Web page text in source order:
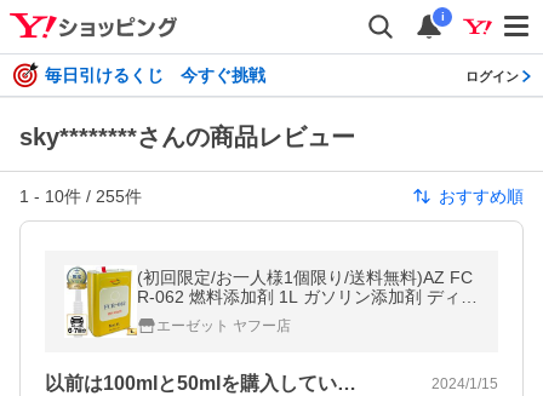
i
毎日引けるくじ 今すぐ挑戦 ログイン
sky********さんの商品レビュー
1 - 10件 / 255件 おすすめ順
(初回限定/お一人様1個限り/送料無料)AZ FC
R-062 燃料添加剤 1L ガソリン添加剤 ディー
ゼルにも/送料無料(北海道・沖縄・離島除く)
エーゼット ヤフー店
以前は100mIと50mIを購入してい… 2024/1/15